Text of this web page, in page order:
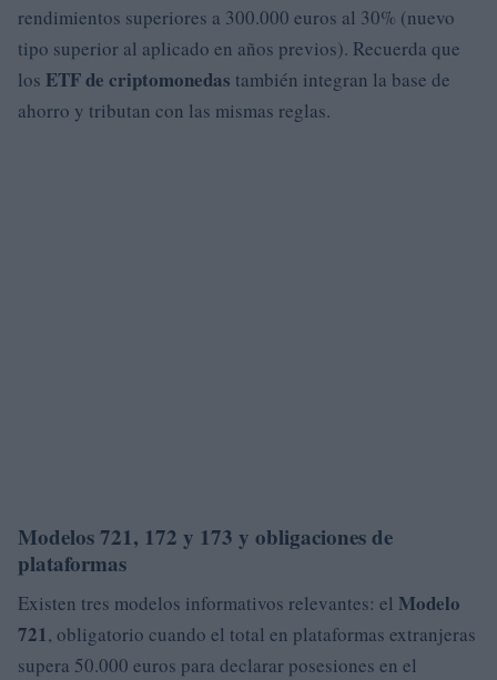
rendimientos superiores a 300.000 euros al 30% (nuevo
tipo superior al aplicado en años previos). Recuerda que
los ETF de criptomonedas también integran la base de
ahorro y tributan con las mismas reglas.
Modelos 721, 172 y 173 y obligaciones de
plataformas
Existen tres modelos informativos relevantes: el Modelo
721, obligatorio cuando el total en plataformas extranjeras
supera 50.000 euros para declarar posesiones en el